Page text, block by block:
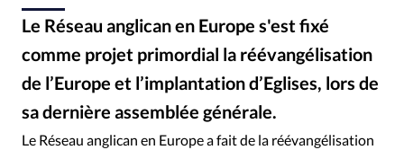
Toute l'actualité
Se connecter
Devise:CHF
RUBRIQUES
Toute l'actualité Bible Culture
Economie
Le Réseau anglican en Europe s'est fixé
comme projet primordial la réévangélisation
de l’Europe et l’implantation d’Eglises, lors de
sa dernière assemblée générale.
©Anglican Church League / L’évêque missionnaire Andy Lines est le président du Réseau anglican en Europe
Le Réseau anglican en Europe a fait de la réévangélisation